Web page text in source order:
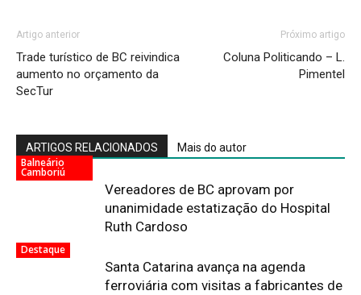
Artigo anterior
Trade turístico de BC reivindica
aumento no orçamento da
SecTur
Próximo artigo
Coluna Politicando – L.
Pimentel
ARTIGOS RELACIONADOS Mais do autor
Balneário
Camboriú
Vereadores de BC aprovam por
unanimidade estatização do Hospital
Ruth Cardoso
Destaque
Santa Catarina avança na agenda
ferroviária com visitas a fabricantes de